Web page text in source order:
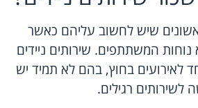
שיש לחשוב עליהם כאשר
נוחות המשתתפים. שירותים ניידים
לאירועים בחוץ, בהם לא תמיד יש
לשירותים רגילים.